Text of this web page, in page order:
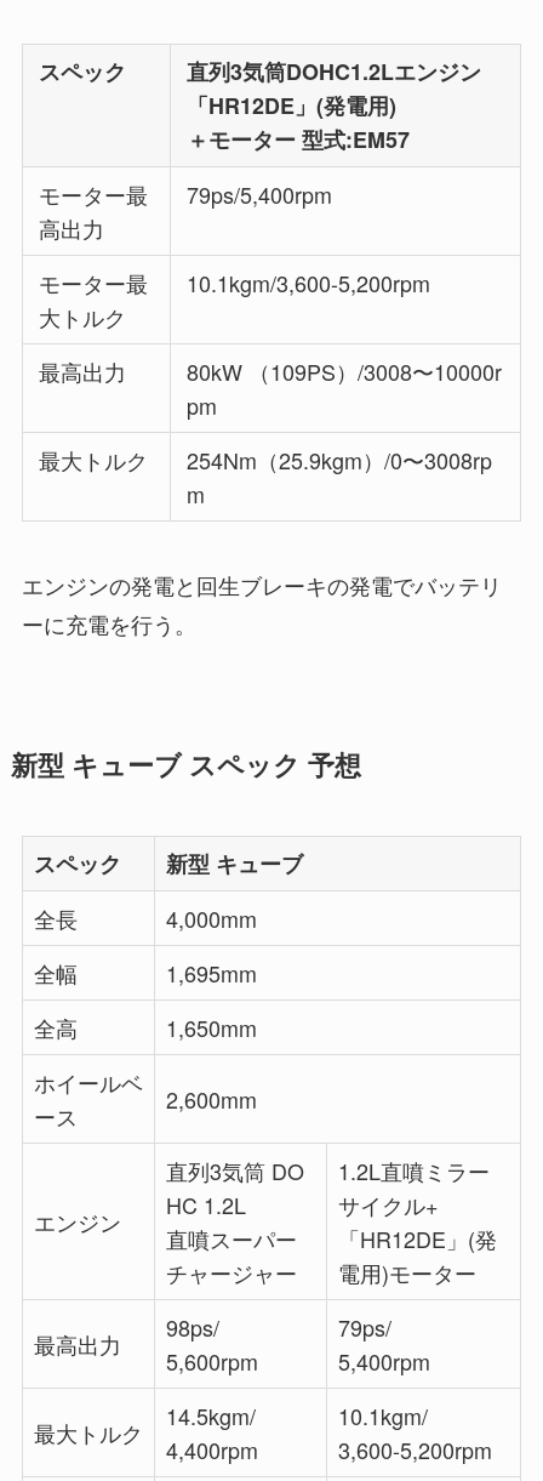
スペック
直列3気筒DOHC1.2Lエンジン
「HR12DE」(発電用)
＋モーター 型式:EM57
モーター最
高出力
79ps/5,400rpm
モーター最
大トルク
10.1kgm/3,600-5,200rpm
最高出力
80kW （109PS）/3008〜10000r
pm
最大トルク
254Nm（25.9kgm）/0〜3008rp
m
エンジンの発電と回生ブレーキの発電でバッテリ
ーに充電を行う。
新型 キューブ スペック 予想
スペック
新型 キューブ
全長
4,000mm
全幅
1,695mm
全高
1,650mm
ホイールベ
ース
2,600mm
エンジン
直列3気筒 DO
HC 1.2L
直噴スーパー
チャージャー
1.2L直噴ミラー
サイクル+
「HR12DE」(発
電用)モーター
最高出力
98ps/
5,600rpm
79ps/
5,400rpm
最大トルク
14.5kgm/
4,400rpm
10.1kgm/
3,600-5,200rpm